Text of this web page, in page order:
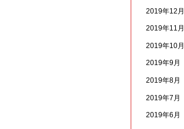
2019年12月
2019年11月
2019年10月
2019年9月
2019年8月
2019年7月
2019年6月